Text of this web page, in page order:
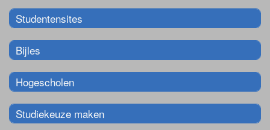
Studentensites
Bijles
Hogescholen
Studiekeuze maken